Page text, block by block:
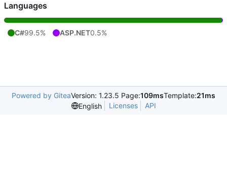
Languages
C#99.5% ASP.NET0.5%
Powered by GiteaVersion: 1.23.5 Page:109msTemplate:21ms
English
Licenses API